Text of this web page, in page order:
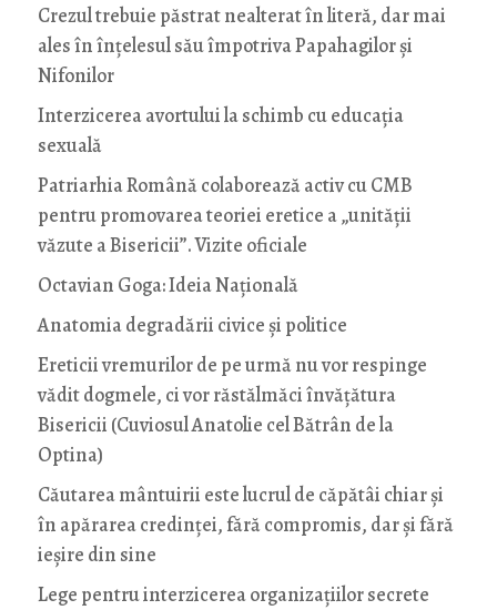
Crezul trebuie păstrat nealterat în literă, dar mai
ales în înțelesul său împotriva Papahagilor și
Nifonilor
Interzicerea avortului la schimb cu educaţia
sexuală
Patriarhia Română colaborează activ cu CMB
pentru promovarea teoriei eretice a „unității
văzute a Bisericii”. Vizite oficiale
Octavian Goga: Ideia Naţională
Anatomia degradării civice și politice
Ereticii vremurilor de pe urmă nu vor respinge
vădit dogmele, ci vor răstălmăci învățătura
Bisericii (Cuviosul Anatolie cel Bătrân de la
Optina)
Căutarea mântuirii este lucrul de căpătâi chiar și
în apărarea credinței, fără compromis, dar și fără
ieșire din sine
Lege pentru interzicerea organizaţiilor secrete